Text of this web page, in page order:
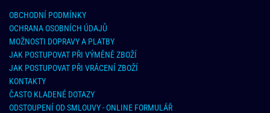
OBCHODNÍ PODMÍNKY
OCHRANA OSOBNÍCH ÚDAJŮ
MOŽNOSTI DOPRAVY A PLATBY
JAK POSTUPOVAT PŘI VÝMĚNĚ ZBOŽÍ
JAK POSTUPOVAT PŘI VRÁCENÍ ZBOŽÍ
KONTAKTY
ČASTO KLADENÉ DOTAZY
ODSTOUPENÍ OD SMLOUVY - ONLINE FORMULÁŘ